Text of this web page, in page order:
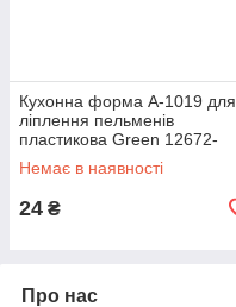
Кухонна форма A-1019 для
ліплення пельменів
пластикова Green 12672-
76175
Немає в наявності
24 ₴
Про нас